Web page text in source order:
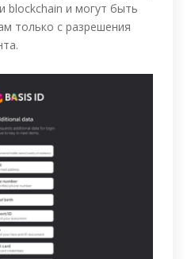
blockchain и могут быть
только с разрешения